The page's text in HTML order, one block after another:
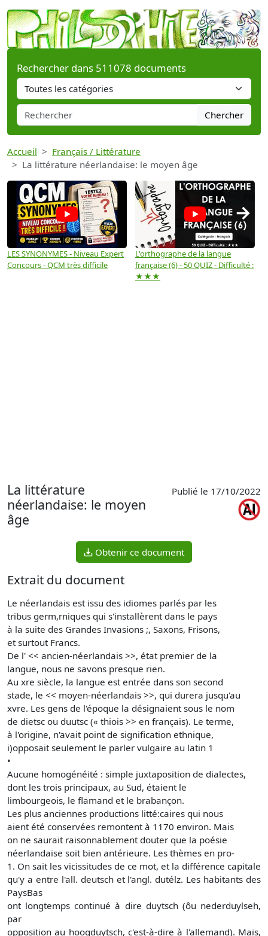
Rechercher dans 511078 documents
Chercher
Accueil
Français / Littérature
La littérature néerlandaise: le moyen âge
LES SYNONYMES - Niveau Expert
Concours - QCM très difficile
L'orthographe de la langue
française (6) - 50 QUIZ - Difficulté :
★★★
→
La littérature
néerlandaise: le moyen
âge
Publié le 17/10/2022
Obtenir ce document
Extrait du document
Le néerlandais est issu des idiomes parlés par les
tribus germ,rniques qui s'installèrent dans le pays
à la suite des Grandes Invasions ;, Saxons, Frisons,
et surtout Francs.
De l' << ancien-néerlandais >>, état premier de la
langue, nous ne savons presque rien.
Au xre siècle, la langue est entrée dans son second
stade, le << moyen-néerlandais >>, qui durera jusqu'au
xvre. Les gens de l'époque la désignaient sous le nom
de dietsc ou duutsc (« thiois >> en français). Le terme,
à l'origine, n'avait point de signification ethnique,
i)opposait seulement le parler vulgaire au latin 1
•
Aucune homogénéité : simple juxtaposition de dialectes,
dont les trois principaux, au Sud, étaient le
limbourgeois, le flamand et le brabançon.
Les plus anciennes productions litté:caires qui nous
aient été conservées remontent à 1170 environ. Mais
on ne saurait raisonnablement douter que la poésie
néerlandaise soit bien antérieure. Les thèmes en pro-
1. On sait les vicissitudes de ce mot, et la différence capitale
qu'y a entre l'all. deutsch et l'angl. dutélz. Les habitants des
PaysBas
ont longtemps continué à dire duytsch (ôu nederduylseh,
par
opposition au hoogduytsch, c'est-à-dire à l'allemand). Mais,